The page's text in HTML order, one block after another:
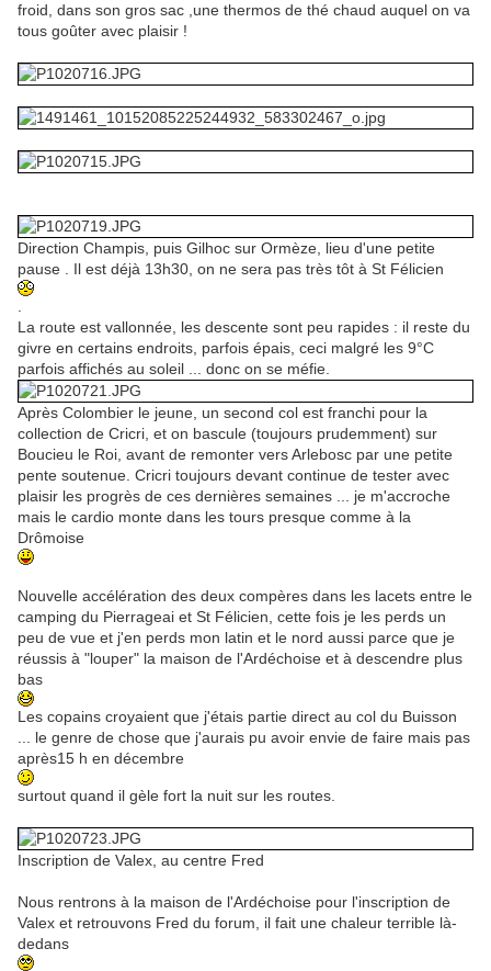
froid, dans son gros sac ,une thermos de thé chaud auquel on va
tous goûter avec plaisir !
Direction Champis, puis Gilhoc sur Ormèze, lieu d'une petite
pause . Il est déjà 13h30, on ne sera pas très tôt à St Félicien
La route est vallonnée, les descente sont peu rapides : il reste du
givre en certains endroits, parfois épais, ceci malgré les 9°C
parfois affichés au soleil ... donc on se méfie.
Après Colombier le jeune, un second col est franchi pour la
collection de Cricri, et on bascule (toujours prudemment) sur
Boucieu le Roi, avant de remonter vers Arlebosc par une petite
pente soutenue. Cricri toujours devant continue de tester avec
plaisir les progrès de ces dernières semaines ... je m'accroche
mais le cardio monte dans les tours presque comme à la
Drômoise
Nouvelle accélération des deux compères dans les lacets entre le
camping du Pierrageai et St Félicien, cette fois je les perds un
peu de vue et j'en perds mon latin et le nord aussi parce que je
réussis à "louper" la maison de l'Ardéchoise et à descendre plus
bas
Les copains croyaient que j'étais partie direct au col du Buisson
... le genre de chose que j'aurais pu avoir envie de faire mais pas
après15 h en décembre
surtout quand il gèle fort la nuit sur les routes.
Inscription de Valex, au centre Fred
Nous rentrons à la maison de l'Ardéchoise pour l'inscription de
Valex et retrouvons Fred du forum, il fait une chaleur terrible là-
dedans